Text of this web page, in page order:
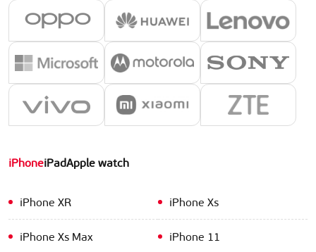
iPhoneiPadApple watch
iPhone XR iPhone Xs
iPhone Xs Max iPhone 11